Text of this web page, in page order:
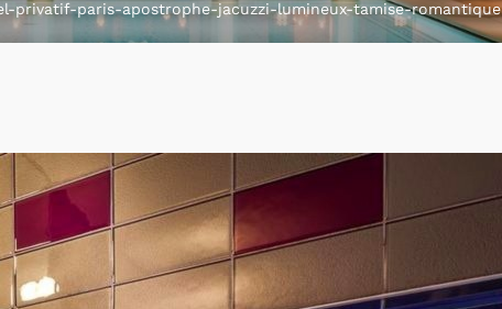
privatif-paris-apostrophe-jacuzzi-lumineux-tamise-romantique